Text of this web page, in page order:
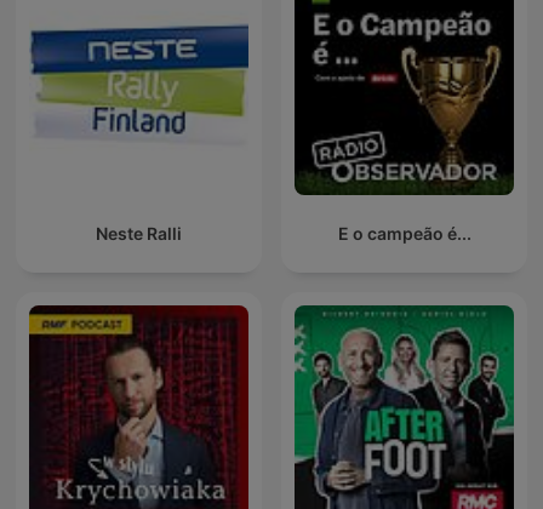
Neste Ralli E o campeão é...